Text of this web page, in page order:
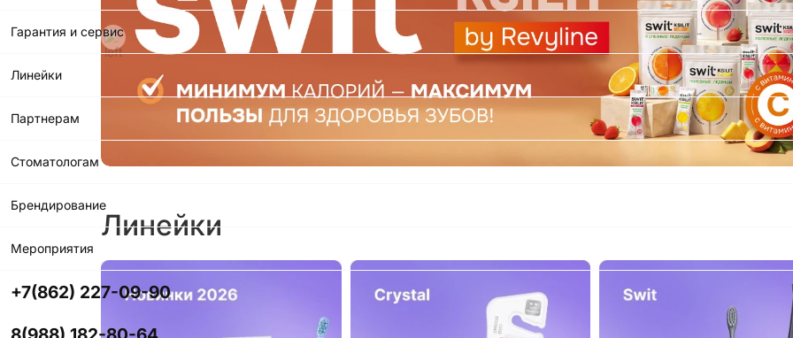
Гарантия и сервис
Линейки
Партнерам
Стоматологам
Брендирование
Мероприятия
+7(862) 227-09-90
Линейки